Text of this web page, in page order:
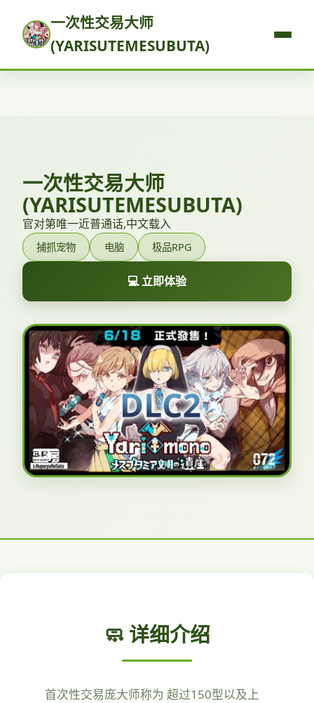
一次性交易大师
(YARISUTEMESUBUTA)
一次性交易大师
(YARISUTEMESUBUTA)
官对第唯一近普通话,中文载入
捕抓宠物 电脑 极品RPG
💻 立即体验
🧼 详细介绍
首次性交易庞大师称为 超过150型以及上